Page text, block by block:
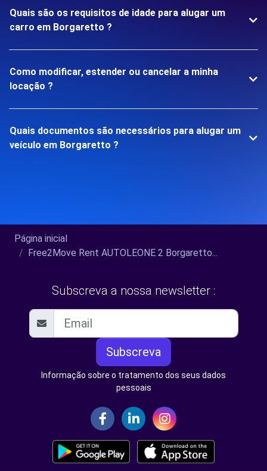
Quais são os requisitos de idade para alugar um
carro em Borgaretto ?
Como modificar, estender ou cancelar a minha
locação ?
Quais documentos são necessários para alugar um
veículo em Borgaretto ?
Página inicial
Free2Move Rent AUTOLEONE 2 Borgaretto...
Subscreva a nossa newsletter :
Subscreva
Informação sobre o tratamento dos seus dados
pessoais